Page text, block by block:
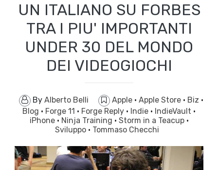
UN ITALIANO SU FORBES
TRA I PIU' IMPORTANTI
UNDER 30 DEL MONDO
DEI VIDEOGIOCHI
By Alberto Belli Apple · Apple Store · Biz ·
Blog · Forge 11 · Forge Reply · Indie · IndieVault ·
iPhone · Ninja Training · Storm in a Teacup ·
Sviluppo · Tommaso Checchi